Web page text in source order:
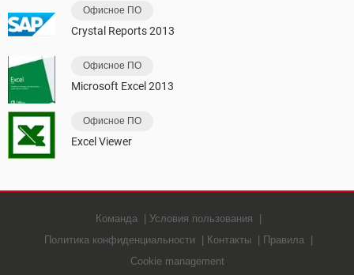
Офисное ПО
Crystal Reports 2013
Офисное ПО
Microsoft Excel 2013
Офисное ПО
Excel Viewer
Команда
Условия пользования
Политика конфиденциальности
Контакты
Правила
Cookie management